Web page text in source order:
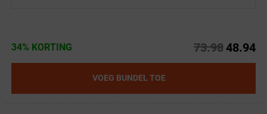
34% KORTING 73.9848.94
VOEG BUNDEL TOE